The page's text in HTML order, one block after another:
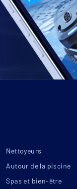
Nettoyeurs
Autour de la piscine
Spas et bien-être